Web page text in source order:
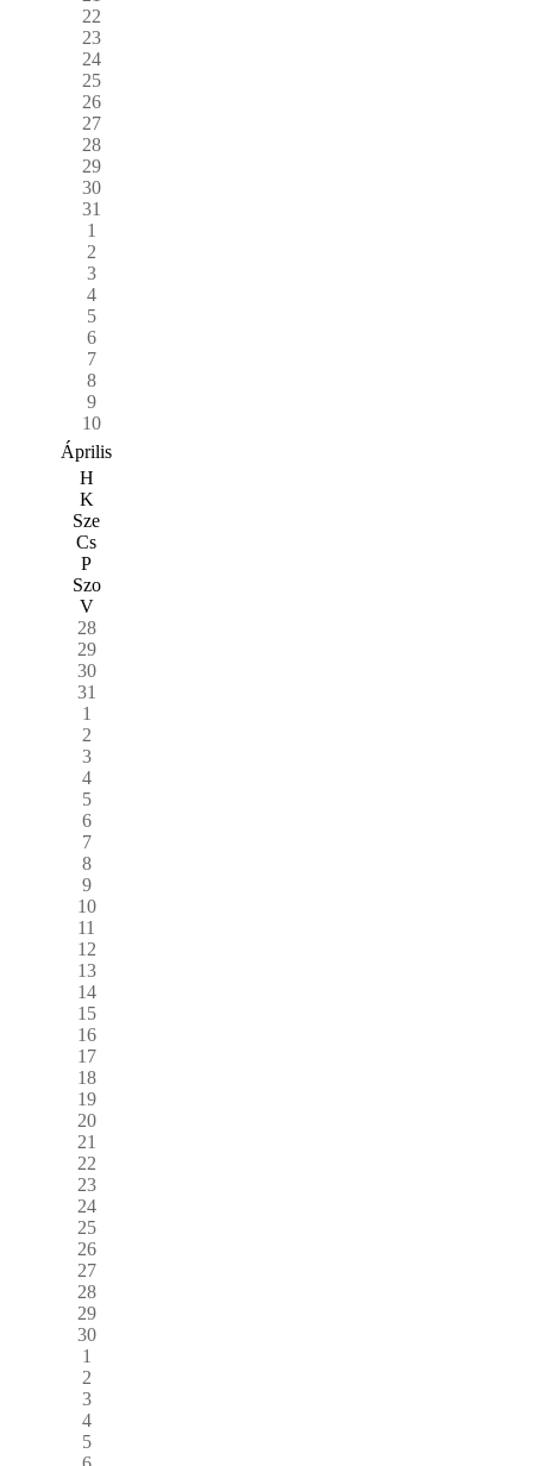
22
23
24
25
26
27
28
29
30
31
1
2
3
4
5
6
7
8
9
10
Április
H
K
Sze
Cs
P
Szo
V
28
29
30
31
1
2
3
4
5
6
7
8
9
10
11
12
13
14
15
16
17
18
19
20
21
22
23
24
25
26
27
28
29
30
1
2
3
4
5